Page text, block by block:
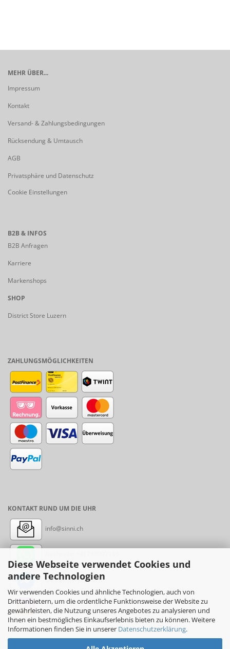
Diese Webseite verwendet Cookies und
andere Technologien
Wir verwenden Cookies und ähnliche Technologien, auch von
Drittanbietern, um die ordentliche Funktionsweise der Website zu
gewährleisten, die Nutzung unseres Angebotes zu analysieren und
Ihnen ein bestmögliches Einkaufserlebnis bieten zu können. Weitere
Informationen finden Sie in unserer Datenschutzerklärung.
MEHR ÜBER...
Impressum
Kontakt
Versand- & Zahlungsbedingungen
Rücksendung & Umtausch
AGB
Privatsphäre und Datenschutz
Cookie Einstellungen
B2B & INFOS
B2B Anfragen
Karriere
Markenshops
SHOP
District Store Luzern
ZAHLUNGSMÖGLICHKEITEN
KONTAKT RUND UM DIE UHR
info@sinni.ch
Messenger: sinni.ch
Instagram: sinni_ch